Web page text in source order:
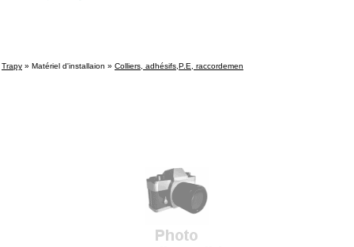
Trapy » Matériel d'installaion » Colliers, adhésifs,P.E, raccordemen